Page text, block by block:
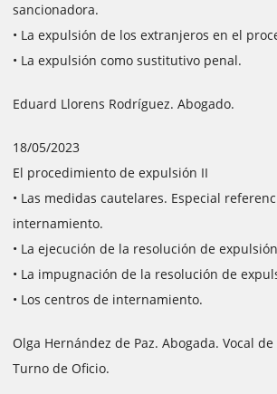
sancionadora.
• La expulsión de los extranjeros en el
• La expulsión como sustitutivo penal.
Eduard Llorens Rodríguez. Abogado.
18/05/2023
El procedimiento de expulsión II
• Las medidas cautelares. Especial
internamiento.
• La ejecución de la resolución de
• La impugnación de la resolución de
• Los centros de internamiento.
Olga Hernández de Paz. Abogada. Vocal
Turno de Oficio.